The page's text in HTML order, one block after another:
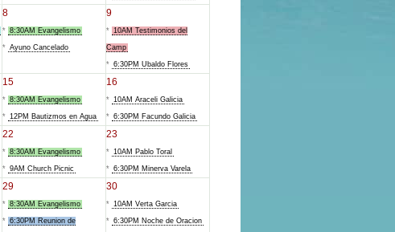
8
* 8:30AM Evangelismo
* Ayuno Cancelado
9
* 10AM Testimonios del
Camp
* 6:30PM Ubaldo Flores
15
* 8:30AM Evangelismo
* 12PM Bautizmos en Agua
16
* 10AM Araceli Galicia
* 6:30PM Facundo Galicia
22
* 8:30AM Evangelismo
* 9AM Church Picnic
23
* 10AM Pablo Toral
* 6:30PM Minerva Varela
29
* 8:30AM Evangelismo
* 6:30PM Reunion de
30
* 10AM Verta Garcia
* 6:30PM Noche de Oracion